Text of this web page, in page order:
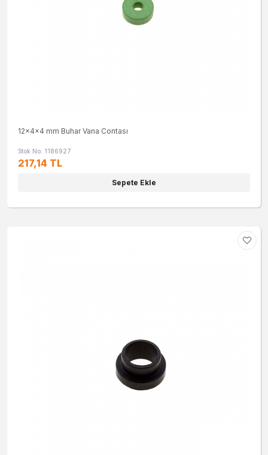
12x4x4 mm Buhar Vana Contası
Stok No: 1186927
217,14 TL
Sepete Ekle